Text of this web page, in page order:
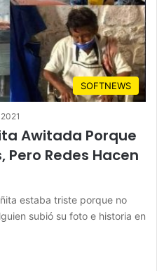
SOFTNEWS
Awitada Porque
Pero Redes Hacen
estaba triste porque no
subió su foto e historia en